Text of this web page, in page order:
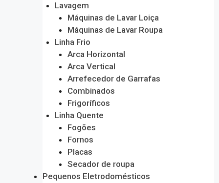
Lavagem
Máquinas de Lavar Loiça
Máquinas de Lavar Roupa
Linha Frio
Arca Horizontal
Arca Vertical
Arrefecedor de Garrafas
Combinados
Frigoríficos
Linha Quente
Fogões
Fornos
Placas
Secador de roupa
Pequenos Eletrodomésticos